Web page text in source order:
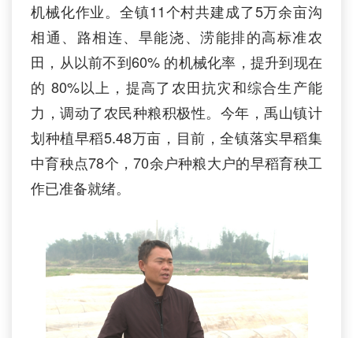
机械化作业。全镇11个村共建成了5万余亩沟
相通、路相连、旱能浇、涝能排的高标准农
田，从以前不到60% 的机械化率，提升到现在
的 80%以上，提高了农田抗灾和综合生产能
力，调动了农民种粮积极性。今年，禹山镇计
划种植早稻5.48万亩，目前，全镇落实早稻集
中育秧点78个，70余户种粮大户的早稻育秧工
作已准备就绪。